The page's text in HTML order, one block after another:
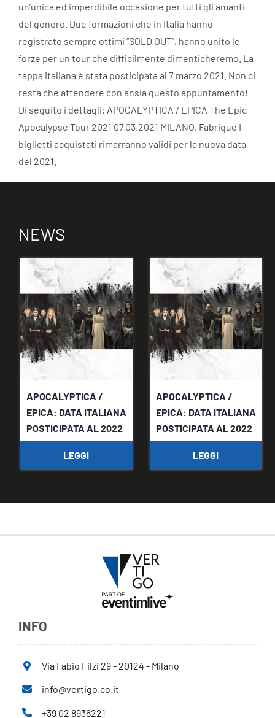
un’unica ed imperdibile occasione per tutti gli amanti
del genere. Due formazioni che in Italia hanno
registrato sempre ottimi “SOLD OUT”, hanno unito le
forze per un tour che difficilmente dimenticheremo. La
tappa italiana è stata posticipata al 7 marzo 2021. Non ci
resta che attendere con ansia questo appuntamento!
Di seguito i dettagli: APOCALYPTICA / EPICA The Epic
Apocalypse Tour 2021 07.03.2021 MILANO, Fabrique I
biglietti acquistati rimarranno validi per la nuova data
del 2021.
NEWS
APOCALYPTICA /
EPICA: DATA ITALIANA
POSTICIPATA AL 2022
LEGGI
APOCALYPTICA /
EPICA: DATA ITALIANA
POSTICIPATA AL 2022
LEGGI
INFO
Via Fabio Filzi 29 - 20124 - Milano
info@vertigo.co.it
+39 02 8936221